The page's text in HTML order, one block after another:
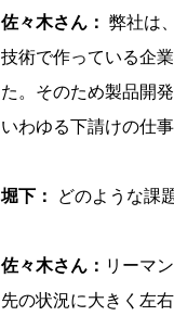
佐々木さん： 弊社は
技術で作っている企
た。そのため製品開
いわゆる下請けの仕
堀下： どのような課
佐々木さん： リーマ
先の状況に大きく左